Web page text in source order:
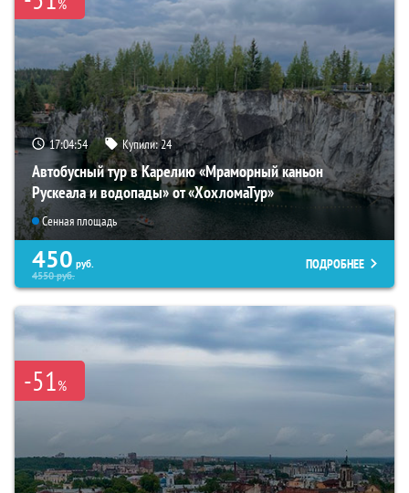
%
17:04:53 Купили:24
Автобусный тур в Карелию «Мраморный каньон
Рускеала и водопады» от «ХохломаТур»
Сенная площадь
450 руб.
4550руб.
ПОДРОБНЕЕ
-51%